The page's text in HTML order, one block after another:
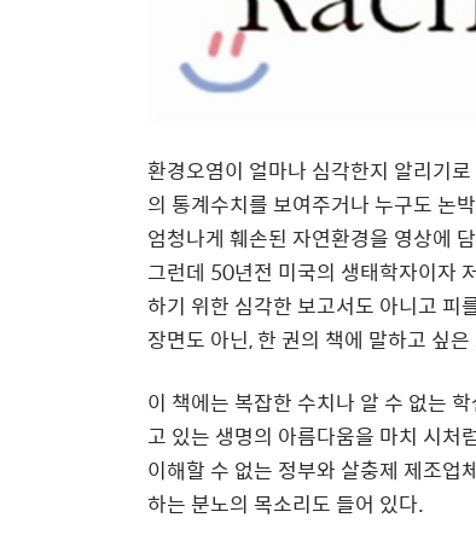
환경오염이 얼마나 심각한지 알리기
의 통계수치를 보여주거나 누구도 논
엄청나게 훼손된 자연환경을 영상에
그런데 50년전 미국의 생태학자이자
하기 위한 심각한 보고서도 아니고 피
장면도 아닌,한 권의 책에 말하고 싶
이 책에는 복잡한 수치나 알 수 없는
고 있는 생명의 아름다움을 마치 시처
이해할 수 없는 정부와 살충제 제조업
하는 분노의 목소리도 들어 있다.